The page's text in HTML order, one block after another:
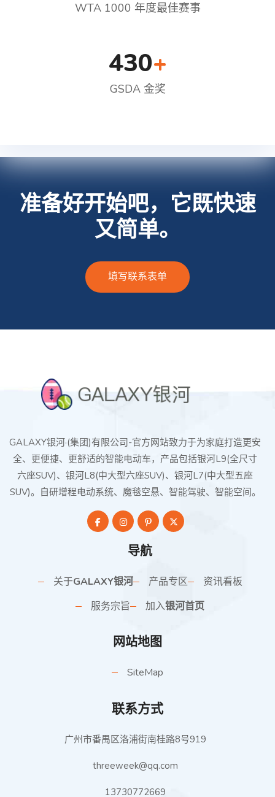
WTA 1000 年度最佳赛事
430+
GSDA 金奖
准备好开始吧，它既快速
又简单。
填写联系表单
GALAXY银河·(集团)有限公司-官方网站致力于为家庭打造更安
全、更便捷、更舒适的智能电动车，产品包括银河L9(全尺寸
六座SUV)、银河L8(中大型六座SUV)、银河L7(中大型五座
SUV)。自研增程电动系统、魔毯空悬、智能驾驶、智能空间。
导航
关于GALAXY银河 产品专区
资讯看板
服务宗旨
加入银河首页
网站地图
SiteMap
联系方式
广州市番禺区洛浦街南桂路8号919
threeweek@qq.com
13730772669